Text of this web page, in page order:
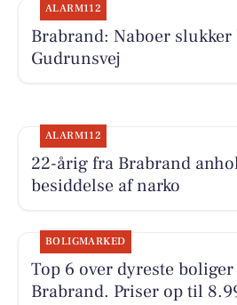
ALARM112
Brabrand: Naboer slukker
Gudrunsvej
ALARM112
22-årig fra Brabrand
besiddelse af narko
BOLIGMARKED
Top 6 over dyreste
Brabrand. Priser op til